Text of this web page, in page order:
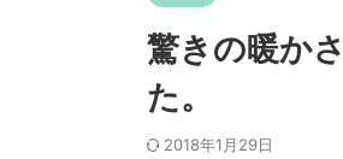
驚きの暖か
た。
2018年1月29日